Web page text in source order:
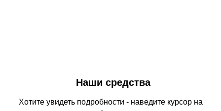
Наши средства
Хотите увидеть подробности - наведите курсор на